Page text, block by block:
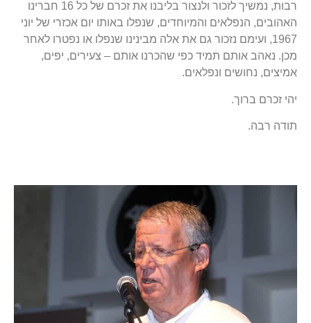
רבות, נמשיך לזכור ולנצור בליבנו את זכרם של כל 16 חברינו
האהובים, הנפלאים והמיוחדים, שנפלו באותו יום אכזרי של יוני
1967, ועימם נזכור גם את אלה מבינינו שנפלו או נפטרו לאחר
מכן. נאהב אותם תמיד כפי שהכרנו אותם – צעירים, יפים,
אמיצים, נחושים ונפלאים.
יהי זכרם ברוך.
תודה רבה.